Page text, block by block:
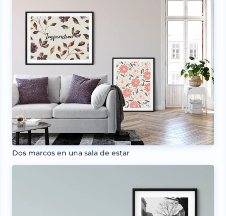
Dos marcos en una sala de estar